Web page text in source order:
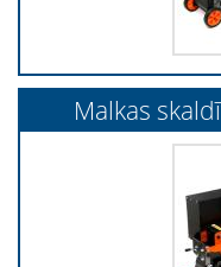
Malkas